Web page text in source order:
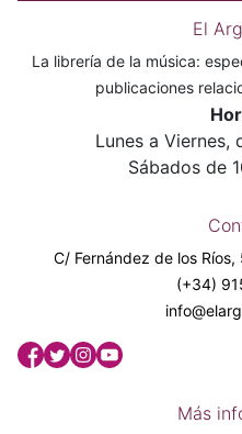
El
La librería de la música:
publicaciones
Lunes a Viernes,
Sábados de
C/ Fernández de los
(+34)
Más